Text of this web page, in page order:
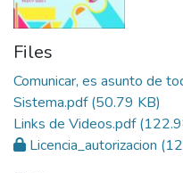
Files
Comunicar, es asunto de
Sistema.pdf(50.79 KB)
Links de Videos.pdf
Licencia_autorizacion